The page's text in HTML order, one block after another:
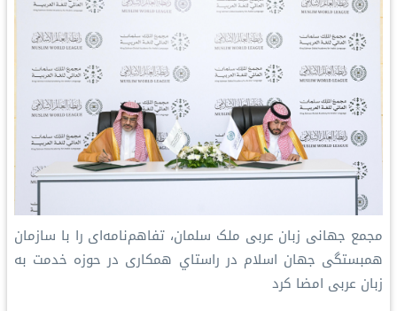
مجمع جهانی زبان عربی ملک سلمان، تفاهم‌نامه‌ای را با سازمان
همبستگی جهان اسلام در راستاي همکاری در حوزه خدمت به
زبان عربی امضا کرد